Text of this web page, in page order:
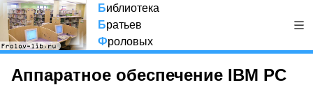
Библиотека
Братьев
Фроловых
Аппаратное обеспечение IBM PC